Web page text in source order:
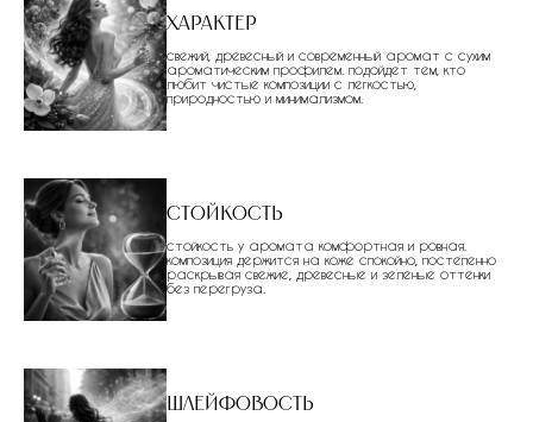
Характер
свежий, древесный и современный аромат с сухим
ароматическим профилем. подойдет тем, кто
любит чистые композиции с легкостью,
природностью и минимализмом.
Стойкость
стойкость у аромата комфортная и ровная.
композиция держится на коже спокойно, постепенно
раскрывая свежие, древесные и зеленые оттенки
без перегруза.
Шлейфовость